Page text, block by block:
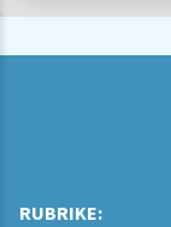
RUBRIKE: